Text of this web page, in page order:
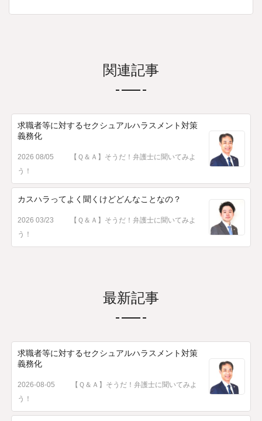
関連記事
求職者等に対するセクシュアルハラスメント対策
義務化
2026 08/05
【Ｑ＆Ａ】そうだ！弁護士に聞いてみよ
う！
カスハラってよく聞くけどどんなことなの？
2026 03/23
【Ｑ＆Ａ】そうだ！弁護士に聞いてみよ
う！
最新記事
求職者等に対するセクシュアルハラスメント対策
義務化
2026-08-05
【Ｑ＆Ａ】そうだ！弁護士に聞いてみよ
う！